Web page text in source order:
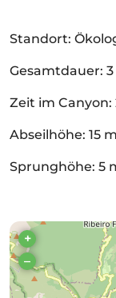
Standort:
Gesamtdauer:
Zeit im Canyon:
Abseilhöhe: 15 m
Sprunghöhe: 5
+
–